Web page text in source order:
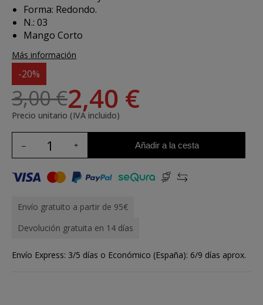
Forma: Redondo.
N.: 03
Mango Corto
Más información
-20%
3,00 €2,40 €
Precio unitario (IVA incluido)
Añadir a la cesta
Envío gratuito a partir de 95€
Devolución gratuita en 14 días
Envío Express: 3/5 días o Económico (España): 6/9 días aprox.